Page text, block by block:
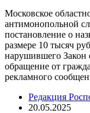
Московское
антимонопольной
постановление о
размере 10 тысяч
нарушившего Закон
обращение от
рекламного
Редакция
20.05.2025